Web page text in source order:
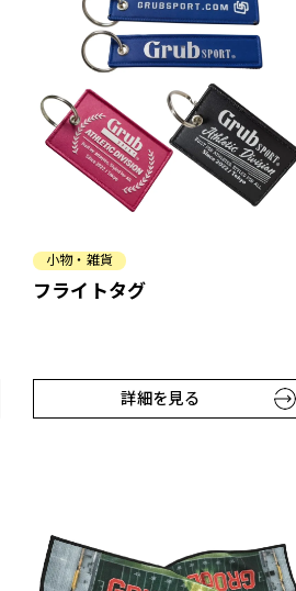
小物・雑貨
フライトタグ
詳細を見る